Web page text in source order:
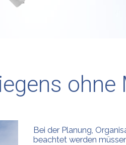
ohne
Bei der Planung,
beachtet werden